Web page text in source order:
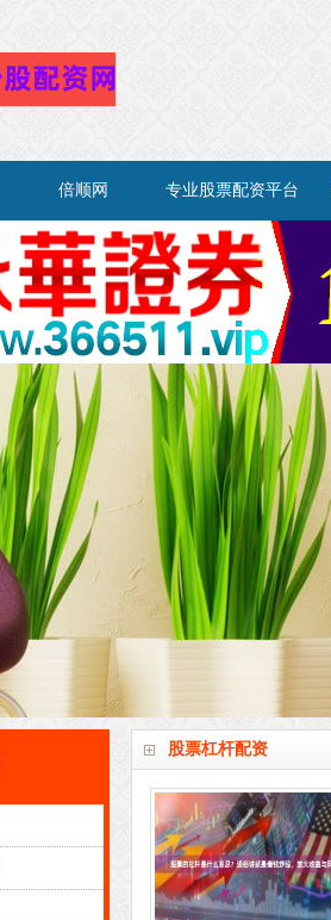
倍顺网 专业股票配资平台
股票杠杆配资